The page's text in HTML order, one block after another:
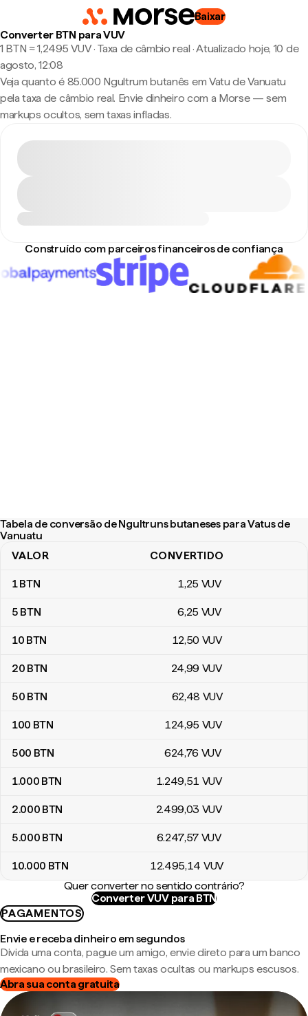
Baixar
Converter BTN para VUV
1 BTN ≈ 1,2495 VUV · Taxa de câmbio real ·Atualizado hoje, 10 de
agosto, 12:08
Veja quanto é 85.000 Ngultrum butanês em Vatu de Vanuatu
pela taxa de câmbio real. Envie dinheiro com a Morse — sem
markups ocultos, sem taxas infladas.
Construído com parceiros financeiros de confiança
Tabela de conversão de Ngultruns butaneses para Vatus de
Vanuatu
Tabela de conversão de Ngultruns butaneses para Vatus de
VALOR CONVERTIDO
1BTN 1,25 VUV
5 BTN 6,25 VUV
10 BTN 12,50 VUV
20 BTN 24,99 VUV
50 BTN 62,48 VUV
100 BTN 124,95 VUV
500 BTN 624,76 VUV
1.000 BTN 1.249,51 VUV
2.000 BTN 2.499,03 VUV
5.000 BTN 6.247,57 VUV
10.000 BTN 12.495,14 VUV
Quer converter no sentido contrário?
Converter VUV para BTN
PAGAMENTOS
Envie e receba dinheiro em segundos
Divida uma conta, pague um amigo, envie direto para um banco
mexicano ou brasileiro. Sem taxas ocultas ou markups escusos.
Abra sua conta gratuita